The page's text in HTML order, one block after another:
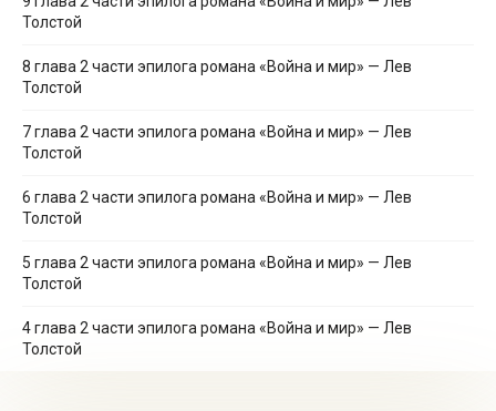
Толстой
8 глава 2 части эпилога романа «Война и мир» — Лев
Толстой
7 глава 2 части эпилога романа «Война и мир» — Лев
Толстой
6 глава 2 части эпилога романа «Война и мир» — Лев
Толстой
5 глава 2 части эпилога романа «Война и мир» — Лев
Толстой
4 глава 2 части эпилога романа «Война и мир» — Лев
Толстой